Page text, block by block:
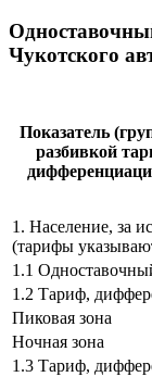
Чукотского
Показатель
разбивкой
1. Население, за
(тарифы
1.1
1.2 Тариф,
Пиковая зона
Ночная зона
1.3 Тариф,